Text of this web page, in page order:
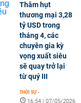
Thâm hụt
thương mại 3,28
tỷ USD trong
tháng 4, các
chuyên gia kỳ
vọng xuất siêu
sẽ quay trở lại
từ quý III
THỜI SỰ -
16:54 | 07/05/2026